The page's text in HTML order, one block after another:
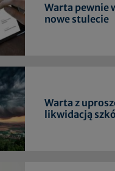
Warta pewnie
nowe stulecie
Warta z
likwidacją